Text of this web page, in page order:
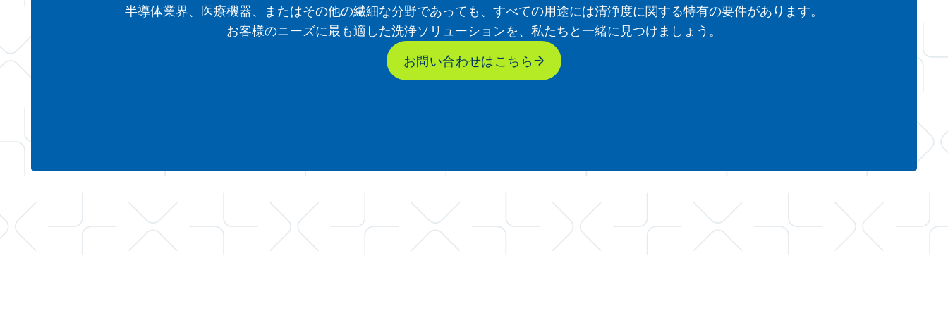
半導体業界、医療機器、またはその他の繊細な分野であっても、すべての用途には清浄度に関する特有の要件があります。
お客様のニーズに最も適した洗浄ソリューションを、私たちと一緒に見つけましょう。
お問い合わせはこちら